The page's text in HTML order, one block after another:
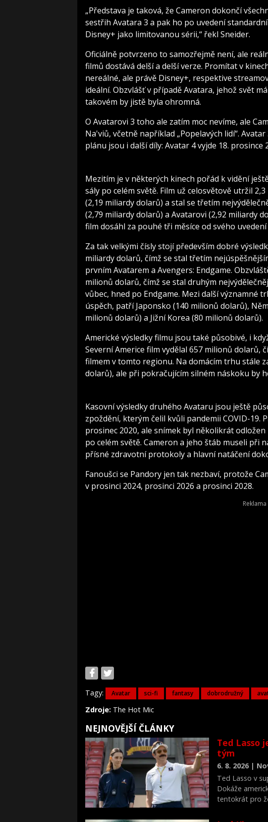
„Představa je taková, že Cameron dokončí
sestřih Avatara 3 a pak ho po uvedení
Disney+ jako limitovanou sérii,“ řekl Sneider.
Oficiálně potvrzeno to samozřejmě není, ale
filmů dostává delší a delší verze. Promítat v
nereálné, ale právě Disney+, respektive
ideální. Obzvlášť v případě Avatara, jehož svět
takovém by jistě byla ohromná.
O Avatarovi 3 toho ale zatím moc nevíme, ale
Na'viů, včetně například „Popelavých lidí“.
plánu jsou i další díly: Avatar 4 vyjde 18. prosince
Mezitím je v některých kinech pořád k vidění
sály po celém světě. Film už celosvětově utržil
(2,19 miliardy dolarů) a stal se třetím
(2,79 miliardy dolarů) a Avatarovi (2,92 miliardy
film dosáhl za pouhé tři měsíce od svého
Za tak velkými čísly stojí především dobré
miliardy dolarů, čímž se stal třetím
prvním Avatarem a Avengers: Endgame.
milionů dolarů, čímž se stal druhým
vůbec, hned po Endgame. Mezi další významné
úspěch, patří Japonsko (140 milionů dolarů),
milionů dolarů) a Jižní Korea (80 milionů dolarů).
Americké výsledky filmu jsou také působivé, i
Severní Americe film vydělal 657 milionů dolarů,
filmem v tomto regionu. Na domácím trhu stále
dolarů), ale při pokračujícím silném náskoku by
Kasovní výsledky druhého Avataru jsou ještě
zpoždění, kterým čelil kvůli pandemii COVID-
prosinec 2020, ale snímek byl několikrát
po celém světě. Cameron a jeho štáb museli při
přísné zdravotní protokoly a hlavní natáčení
Fanoušci se Pandory jen tak nezbaví, protože
v prosinci 2024, prosinci 2026 a prosinci 2028.
Tagy: Avatar sci-fi fantasy dobrodružný
Zdroje: The Hot Mic
NEJNOVĚJŠÍ ČLÁNKY
Ted Lasso
tým
6. 8. 2026 |
Ted Lasso v
Dokáže
tentokrát pro